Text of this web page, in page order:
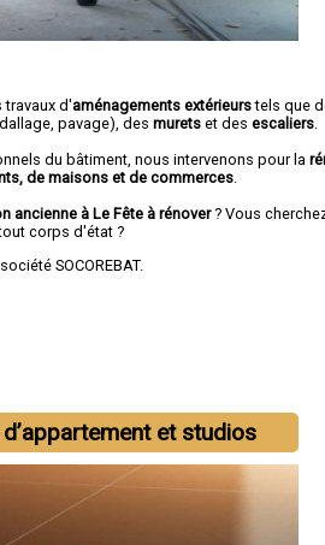
d'aménagements extérieurstels que
pavage), des murets et des escaliers
du bâtiment, nous intervenons pour la
de maisons et de commerces
ancienne à Le Fête à rénover? Vous
corps d'état ?
SOCOREBAT.
et studios